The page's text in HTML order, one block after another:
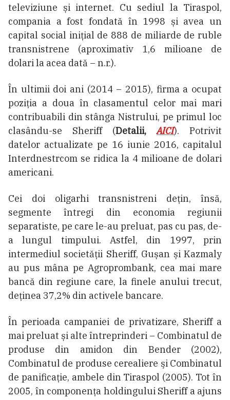
televiziune și internet. Cu sediul la Tiraspol,
compania a fost fondată în 1998 și avea un
capital social iniţial de 888 de miliarde de ruble
transnistrene (aproximativ 1,6 milioane de
dolari la acea dată – n.r.).
În ultimii doi ani (2014 – 2015), firma a ocupat
poziția a doua în clasamentul celor mai mari
contribuabili din stânga Nistrului, pe primul loc
clasându-se Sheriff (Detalii,AICI). Potrivit
datelor actualizate pe 16 iunie 2016, capitalul
Interdnestrcom se ridica la 4 milioane de dolari
americani.
Cei doi oligarhi transnistreni dețin, însă,
segmente întregi din economia regiunii
separatiste, pe care le-au preluat, pas cu pas, de-
a lungul timpului. Astfel, din 1997, prin
intermediul societății Sheriff, Gușan și Kazmaly
au pus mâna pe Agroprombank, cea mai mare
bancă din regiune care, la finele anului trecut,
deţinea 37,2% din activele bancare.
În perioada campaniei de privatizare, Sheriff a
mai preluat și alte întreprinderi – Combinatul de
produse din amidon din Bender (2002),
Combinatul de produse cerealiere şi Combinatul
de panificaţie, ambele din Tiraspol (2005). Tot în
2005, în componenţa holdingului Sheriff a ajuns